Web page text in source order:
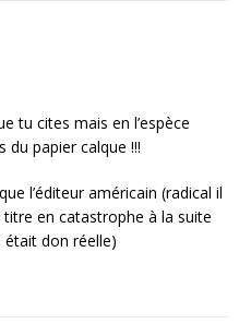
tu cites mais en l’espèce
du papier calque !!!
l’éditeur américain (radical il
en catastrophe à la suite
don réelle)